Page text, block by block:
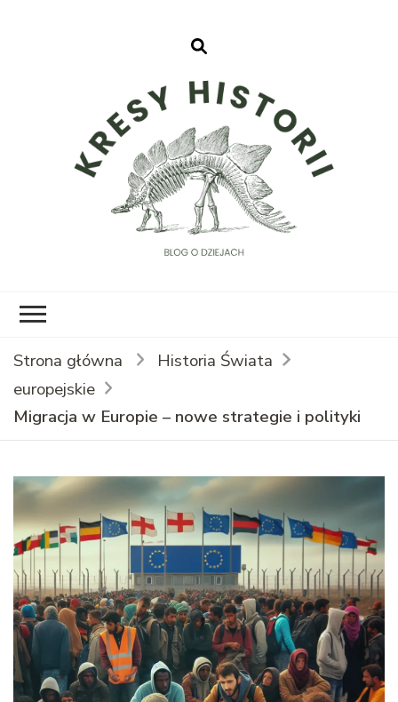
Strona główna
Historia Świata
europejskie
Migracja w Europie – nowe strategie i polityki